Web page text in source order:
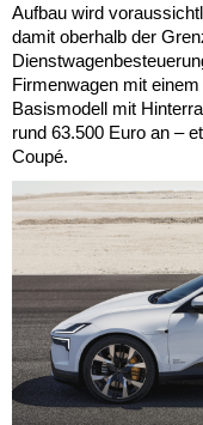
Aufbau wird
damit oberhalb der
Firmenwagen mit
Basismodell mit
rund 63.500 Euro an –
Coupé.